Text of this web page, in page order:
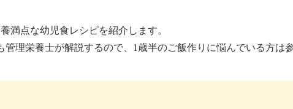
満点な幼児食レシピを紹介します。
理栄養士が解説するので、1歳半のご飯作りに悩んでいる方は